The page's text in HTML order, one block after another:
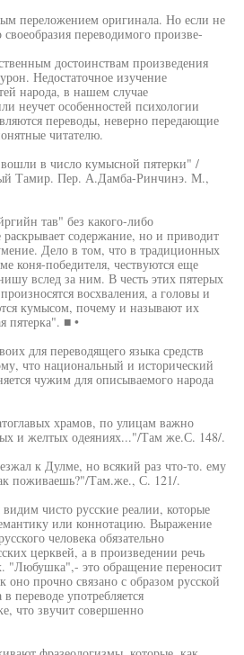
переложением оригинала. Но если не
переводимого произве-
достоинствам произведения
Недостаточное изучение
народа, в нашем случае
неучет особенностей психологии
переводы, неверно передающие
читателю.
вошли в число кумысной пятерки" /
Тамир. Пер. А.Дамба-Ринчинэ. М.,
тав" без какого-либо
содержание, но и приводит
Дело в том, что в традиционных
коня-победителя, чествуются еще
вслед за ним. В честь этих пятерых
восхваления, а головы и
кумысом, почему и называют их
пятерка". ■ •
для переводящего языка средств
что национальный и исторический
чужим для описываемого народа
храмов, по улицам важно
и желтых одеяниях..."/Там же.С. 148/.
к Дулме, но всякий раз что-то. ему
поживаешь?"/Там.же., С. 121/.
чисто русские реалии, которые
или коннотацию. Выражение
человека обязательно
церквей, а в произведении речь
"Любушка",- это обращение переносит
оно прочно связано с образом русской
употребляется
что звучит совершенно